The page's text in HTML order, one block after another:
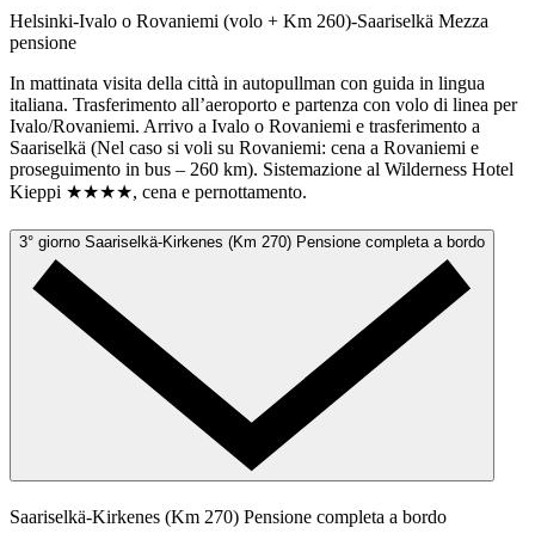
Helsinki-Ivalo o Rovaniemi (volo + Km 260)-Saariselkä Mezza
pensione
In mattinata visita della città in autopullman con guida in lingua
italiana. Trasferimento all’aeroporto e partenza con volo di linea per
Ivalo/Rovaniemi. Arrivo a Ivalo o Rovaniemi e trasferimento a
Saariselkä (Nel caso si voli su Rovaniemi: cena a Rovaniemi e
proseguimento in bus – 260 km). Sistemazione al Wilderness Hotel
Kieppi ★★★★, cena e pernottamento.
3° giorno Saariselkä-Kirkenes (Km 270) Pensione completa a bordo
Saariselkä-Kirkenes (Km 270) Pensione completa a bordo